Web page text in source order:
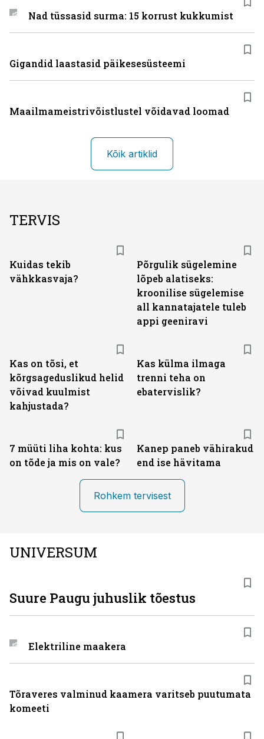
Nad tüssasid surma: 15 korrust kukkumist
Gigandid laastasid päikesesüsteemi
Maailmameistrivõistlustel võidavad loomad
Kõik artiklid
TERVIS
Kuidas tekib
vähkkasvaja?
Põrgulik sügelemine
lõpeb alatiseks:
kroonilise sügelemise
all kannatajatele tuleb
appi geeniravi
Kas on tõsi, et
kõrgsageduslikud helid
võivad kuulmist
kahjustada?
Kas külma ilmaga
trenni teha on
ebatervislik?
7 müüti liha kohta: kus
on tõde ja mis on vale?
Kanep paneb vähirakud
end ise hävitama
Rohkem tervisest
UNIVERSUM
Suure Paugu juhuslik tõestus
Elektriline maakera
Tõraveres valminud kaamera varitseb puutumata
komeeti